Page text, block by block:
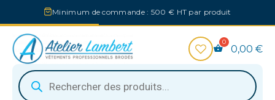
au
contenu
Minimum de commande : 500 € HT par produit
Recherche
de
produits
0,00 €